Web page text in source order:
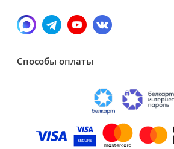
Способы оплаты